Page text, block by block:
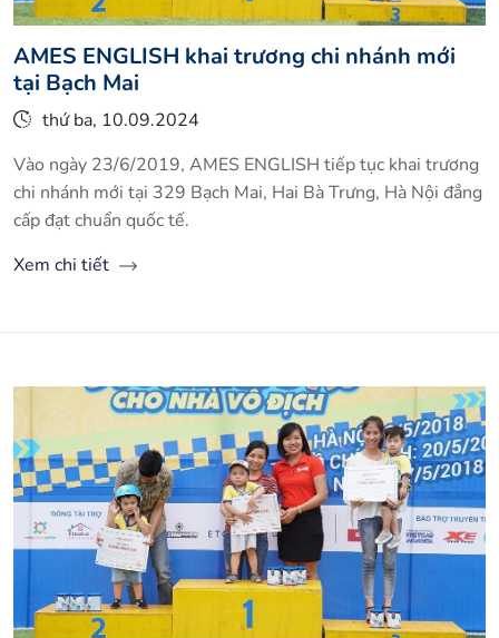
AMES ENGLISH khai trương chi nhánh mới
tại Bạch Mai
thứ ba, 10.09.2024
Vào ngày 23/6/2019, AMES ENGLISH tiếp tục khai trương
chi nhánh mới tại 329 Bạch Mai, Hai Bà Trưng, Hà Nội đẳng
cấp đạt chuẩn quốc tế.
Xem chi tiết